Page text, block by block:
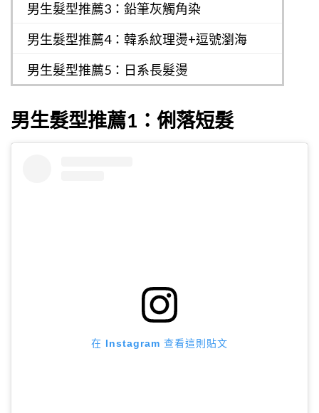
男生髮型推薦3：鉛筆灰觸角染
男生髮型推薦4：韓系紋理燙+逗號瀏海
男生髮型推薦5：日系長髮燙
男生髮型推薦1：俐落短髮
在 Instagram 查看這則貼文